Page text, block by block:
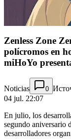
Zenless Zone
polícromos en
miHoYo
Noticias 0
04 jul. 22:07
En julio, los
segundo aniversario
desarrolladores